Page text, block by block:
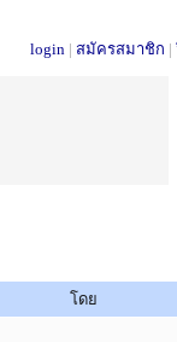
login | สมัครสมาชิก |
โดย